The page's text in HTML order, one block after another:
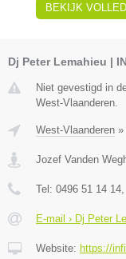
BEKIJK
Dj Peter Lemahieu |
Niet gevestigd in
West-Vlaanderen.
West-Vlaanderen »
Jozef Vanden
Tel: 0496 51 14 14
E-mail › Dj Peter
Website: https://